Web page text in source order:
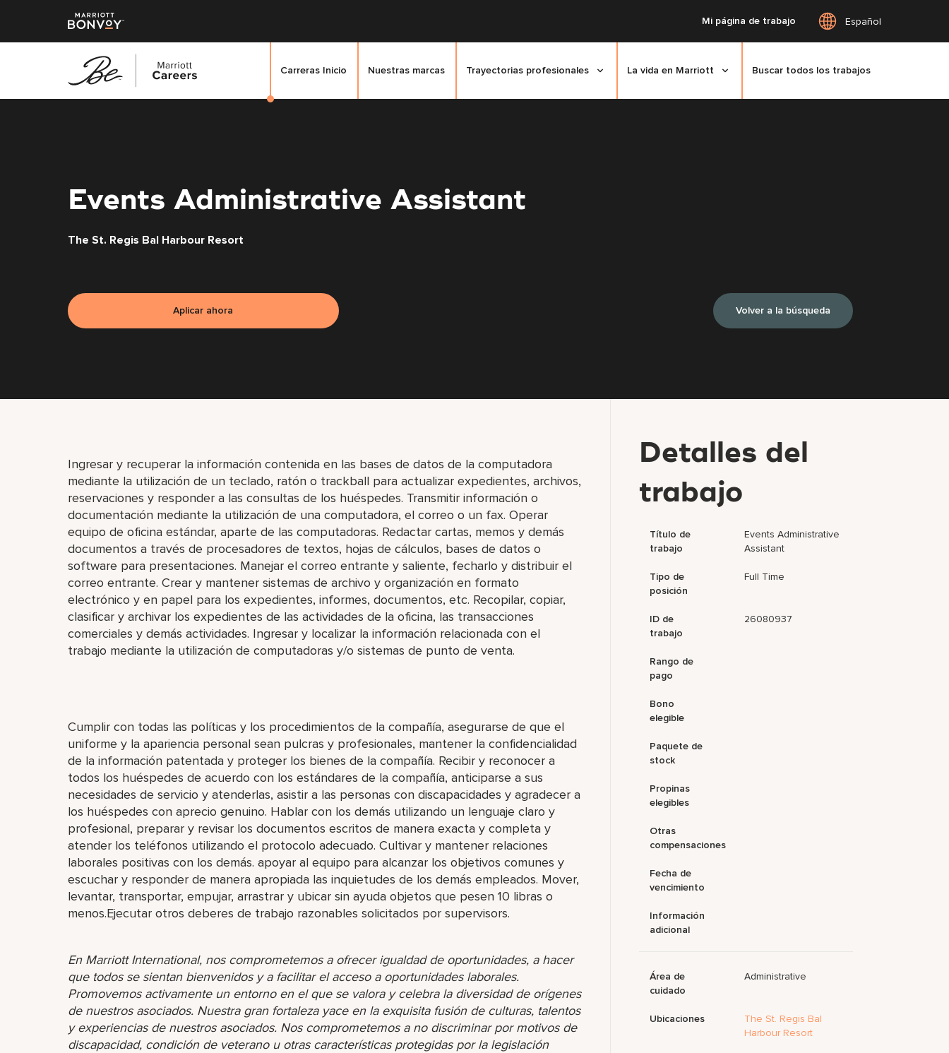
Mi página de trabajo Español
Carreras Inicio Nuestras marcas Trayectorias profesionales La vida en Marriott Buscar todos los trabajos
Events Administrative Assistant
The St. Regis Bal Harbour Resort
Aplicar ahora Volver a la búsqueda
Ingresar y recuperar la información contenida en las bases de datos de la computadora
mediante la utilización de un teclado, ratón o trackball para actualizar expedientes, archivos,
reservaciones y responder a las consultas de los huéspedes. Transmitir información o
documentación mediante la utilización de una computadora, el correo o un fax. Operar
equipo de oficina estándar, aparte de las computadoras. Redactar cartas, memos y demás
documentos a través de procesadores de textos, hojas de cálculos, bases de datos o
software para presentaciones. Manejar el correo entrante y saliente, fecharlo y distribuir el
correo entrante. Crear y mantener sistemas de archivo y organización en formato
electrónico y en papel para los expedientes, informes, documentos, etc. Recopilar, copiar,
clasificar y archivar los expedientes de las actividades de la oficina, las transacciones
comerciales y demás actividades. Ingresar y localizar la información relacionada con el
trabajo mediante la utilización de computadoras y/o sistemas de punto de venta.
Cumplir con todas las políticas y los procedimientos de la compañía, asegurarse de que el
uniforme y la apariencia personal sean pulcras y profesionales, mantener la confidencialidad
de la información patentada y proteger los bienes de la compañía. Recibir y reconocer a
todos los huéspedes de acuerdo con los estándares de la compañía, anticiparse a sus
necesidades de servicio y atenderlas, asistir a las personas con discapacidades y agradecer a
los huéspedes con aprecio genuino. Hablar con los demás utilizando un lenguaje claro y
profesional, preparar y revisar los documentos escritos de manera exacta y completa y
atender los teléfonos utilizando el protocolo adecuado. Cultivar y mantener relaciones
laborales positivas con los demás. apoyar al equipo para alcanzar los objetivos comunes y
escuchar y responder de manera apropiada las inquietudes de los demás empleados. Mover,
levantar, transportar, empujar, arrastrar y ubicar sin ayuda objetos que pesen 10 libras o
menos.Ejecutar otros deberes de trabajo razonables solicitados por supervisors.
En Marriott International, nos comprometemos a ofrecer igualdad de oportunidades, a hacer
que todos se sientan bienvenidos y a facilitar el acceso a oportunidades laborales.
Promovemos activamente un entorno en el que se valora y celebra la diversidad de orígenes
de nuestros asociados. Nuestra gran fortaleza yace en la exquisita fusión de culturas, talentos
y experiencias de nuestros asociados. Nos comprometemos a no discriminar por motivos de
discapacidad, condición de veterano u otras características protegidas por la legislación
Detalles del
trabajo
Título de
trabajo
Events Administrative
Assistant
Tipo de
posición
Full Time
ID de
trabajo
26080937
Rango de
pago
Bono
elegible
Paquete de
stock
Propinas
elegibles
Otras
compensaciones
Fecha de
vencimiento
Información
adicional
Área de
cuidado
Administrative
Ubicaciones
The St. Regis Bal
Harbour Resort